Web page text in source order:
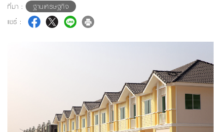
ที่มา :
ฐานเศรษฐกิจ
แชร์ :